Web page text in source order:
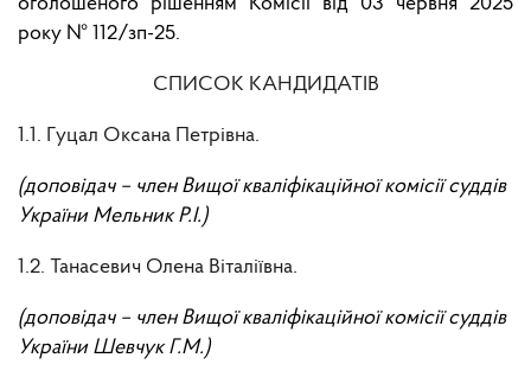
року № 112/зп-25.
СПИСОК КАНДИДАТІВ
1.1. Гуцал Оксана Петрівна.
(доповідач – член Вищої кваліфікаційної комісії суддів
України Мельник Р.І.)
1.2. Танасевич Олена Віталіївна.
(доповідач – член Вищої кваліфікаційної комісії суддів
України Шевчук Г.М.)